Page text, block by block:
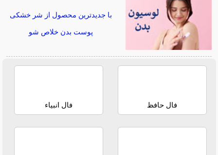
با جدیدترین محصول از شر خشکی
پوست بدن خلاص شو
فال حافظ فال انبیاء